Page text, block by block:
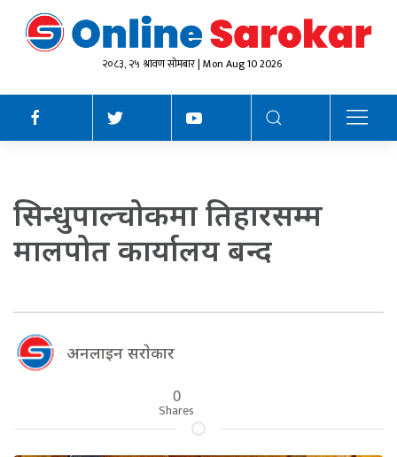
२०८३, २५ श्रावण सोमबार | Mon Aug 10 2026
सिन्धुपाल्चोकमा तिहारसम्म
मालपोत कार्यालय बन्द
अनलाइन सराेकार
0
Shares